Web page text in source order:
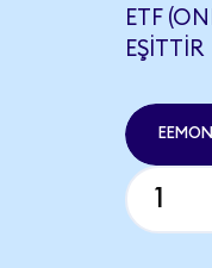
ETF
EŞITTIR